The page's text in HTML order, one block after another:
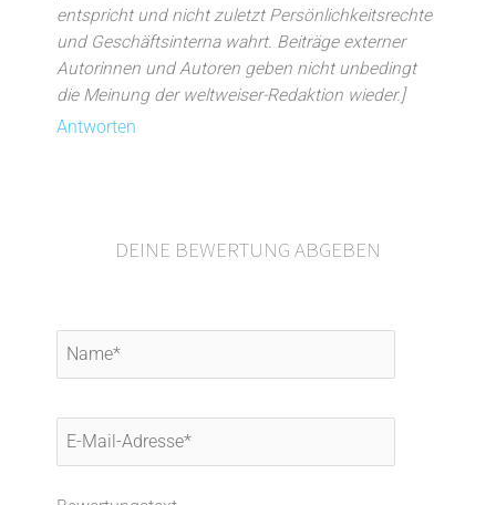
entspricht und nicht zuletzt Persönlichkeitsrechte
und Geschäftsinterna wahrt. Beiträge externer
Autorinnen und Autoren geben nicht unbedingt
die Meinung der weltweiser-Redaktion wieder.]
Antworten
DEINE BEWERTUNG ABGEBEN
Name*
E-
Mail-
Adresse*